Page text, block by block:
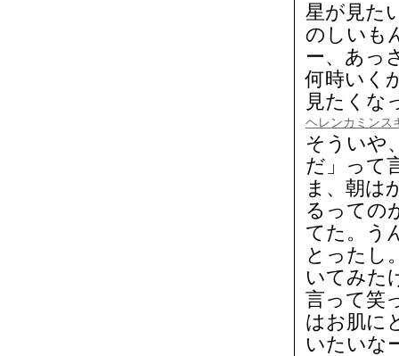
星が見た
のしいも
ー、あっ
何時いく
見たくな
ヘレンカミンス
そういや
だ」って
ま、朝は
るっての
てた。う
とったし
いてみた
言って笑
はお肌に
いたいな